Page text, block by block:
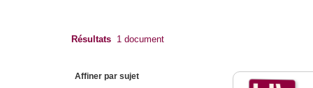
Résultats 1 document
Affiner par sujet